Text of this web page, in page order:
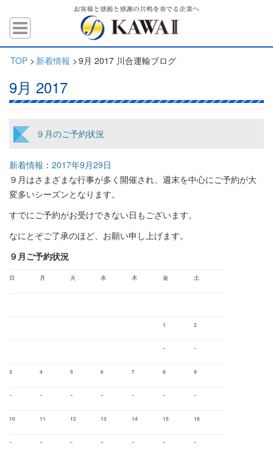
TOP > 新着情報 >9月 2017 川合運輸ブログ
9月 2017
９月のご予約状況
新着情報 ： 2017年9月29日
９月はさまざまな行事が多く開催され、週末を中心にご予約が大
変多いシーズンとなります。
すでにご予約がお受けできない日もございます。
なにとぞご了承のほど、お願い申し上げます。
９月ご予約状況
日 月 火 水 木 金 土
1 2
ｰ ｰ
3 4 5 6 7 8 9
ｰ ｰ ｰ ｰ ｰ ｰ ｰ
10 11 12 13 14 15 16
ｰ ｰ ｰ ｰ ｰ ｰ ｰ